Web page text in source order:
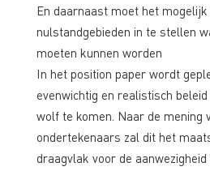
En daarnaast moet het
nulstandgebieden in te stellen
moeten kunnen worden
In het position paper wordt
evenwichtig en realistisch
wolf te komen. Naar de mening
ondertekenaars zal dit het
draagvlak voor de